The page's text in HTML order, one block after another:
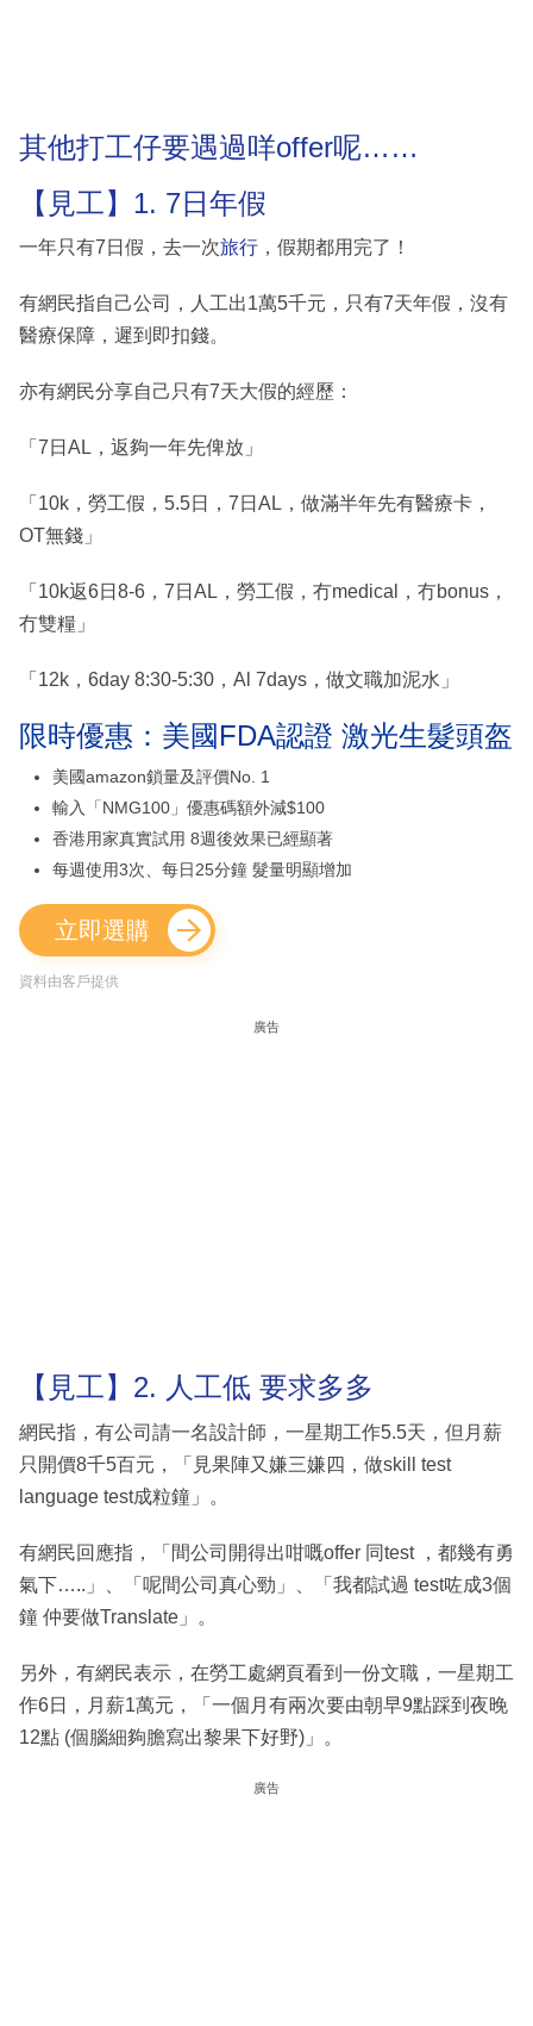
其他打工仔要遇過咩offer呢……
【見工】1. 7日年假
一年只有7日假，去一次旅行 ，假期都用完了！
有網民指自己公司，人工出1萬5千元，只有7天年假，沒有
醫療保障，遲到即扣錢。
亦有網民分享自己只有7天大假的經歷：
「7日AL，返夠一年先俾放」
「10k，勞工假，5.5日，7日AL，做滿半年先有醫療卡，
OT無錢」
「10k返6日8-6，7日AL，勞工假，冇medical，冇bonus，
冇雙糧」
「12k，6day 8:30-5:30，Al 7days，做文職加泥水」
限時優惠：美國FDA認證 激光生髮頭盔
美國amazon鎖量及評價No. 1
輸入「NMG100」優惠碼額外減$100
香港用家真實試用 8週後效果已經顯著
每週使用3次、每日25分鐘 髮量明顯增加
立即選購
資料由客戶提供
廣告
【見工】2. 人工低 要求多多
網民指，有公司請一名設計師，一星期工作5.5天，但月薪
只開價8千5百元，「見果陣又嫌三嫌四，做skill test
language test成粒鐘」。
有網民回應指，「間公司開得出咁嘅offer 同test ，都幾有勇
氣下…..」、「呢間公司真心勁」、「我都試過 test咗成3個
鐘 仲要做Translate」。
另外，有網民表示，在勞工處網頁看到一份文職，一星期工
作6日，月薪1萬元，「一個月有兩次要由朝早9點踩到夜晚
12點 (個腦細夠膽寫出黎果下好野)」。
廣告